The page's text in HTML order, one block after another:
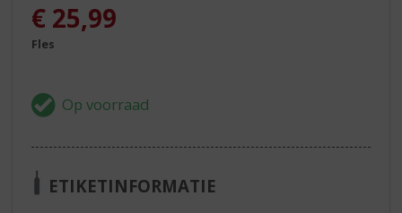
€ 25,99
Fles
ETIKETINFORMATIE